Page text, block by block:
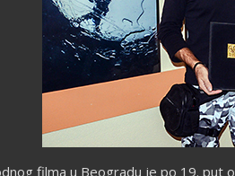
filma u Beogradu je po 19. put